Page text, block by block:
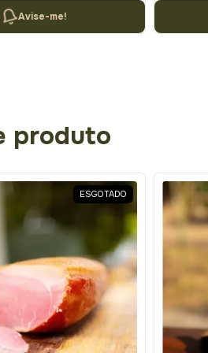
Avise-me!
produto
ESGOTADO